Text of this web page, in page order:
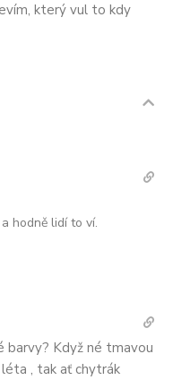
který vul to kdy
hodně lidí to ví.
Když né tmavou
, tak ať chytrák